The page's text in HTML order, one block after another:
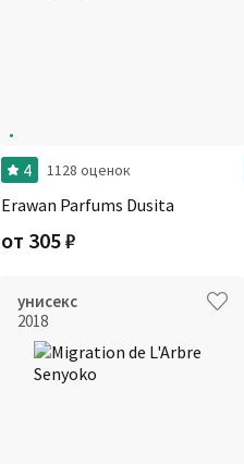
4 1128 оценок
Erawan Parfums Dusita
от 305₽
унисекс
2018